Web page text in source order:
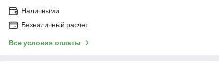
Наличными
Безналичный расчет
Все условия оплаты